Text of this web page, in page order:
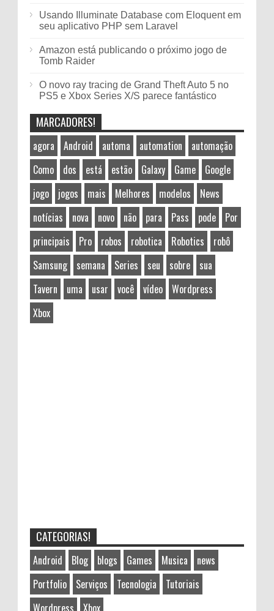
Usando Illuminate Database com Eloquent em
seu aplicativo PHP sem Laravel
Amazon está publicando o próximo jogo de
Tomb Raider
O novo ray tracing de Grand Theft Auto 5 no
PS5 e Xbox Series X/S parece fantástico
MARCADORES!
agora Android automa automation
automação
Como
dos está estão Galaxy Game
Google
jogo
jogos mais Melhores modelos
News
notícias
nova novo não para Pass pode
Por
principais
Pro robos robotica Robotics
robô
Samsung
semana Series seu sobre
sua
Tavern
uma usar você vídeo
Wordpress
Xbox
CATEGORIAS!
Android Blog blogs Games Musica
news
Portfolio
Serviços Tecnologia
Tutoriais